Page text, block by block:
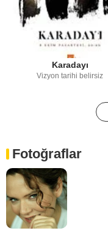
Karadayı
Vizyon tarihi belirsiz
Fotoğraflar